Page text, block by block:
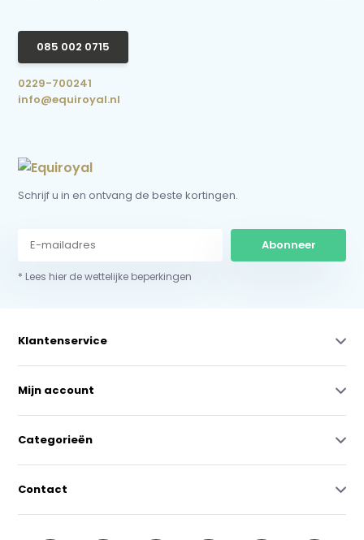
085 002 0715
0229-700241
info@equiroyal.nl
Schrijf u in en ontvang de beste kortingen.
Abonneer
* Lees hier de wettelijke beperkingen
Klantenservice
Mijn account
Categorieën
Contact